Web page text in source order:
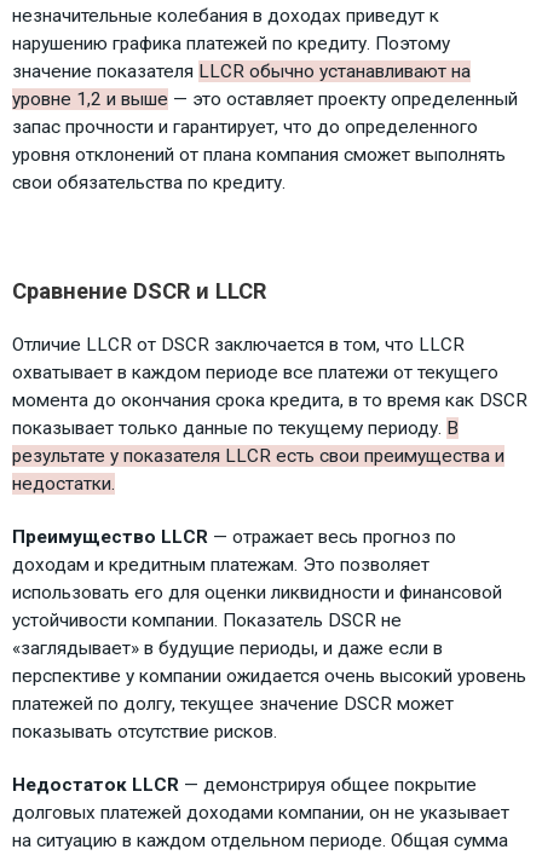
незначительные колебания в доходах приведут к
нарушению графика платежей по кредиту. Поэтому
значение показателя LLCR обычно устанавливают на
уровне 1,2 и выше — это оставляет проекту определенный
запас прочности и гарантирует, что до определенного
уровня отклонений от плана компания сможет выполнять
свои обязательства по кредиту.
Сравнение DSCR и LLCR
Отличие LLCR от DSCR заключается в том, что LLCR
охватывает в каждом периоде все платежи от текущего
момента до окончания срока кредита, в то время как DSCR
показывает только данные по текущему периоду. В
результате у показателя LLCR есть свои преимущества и
недостатки.
Преимущество LLCR — отражает весь прогноз по
доходам и кредитным платежам. Это позволяет
использовать его для оценки ликвидности и финансовой
устойчивости компании. Показатель DSCR не
«заглядывает» в будущие периоды, и даже если в
перспективе у компании ожидается очень высокий уровень
платежей по долгу, текущее значение DSCR может
показывать отсутствие рисков.
Недостаток LLCR — демонстрируя общее покрытие
долговых платежей доходами компании, он не указывает
на ситуацию в каждом отдельном периоде. Общая сумма